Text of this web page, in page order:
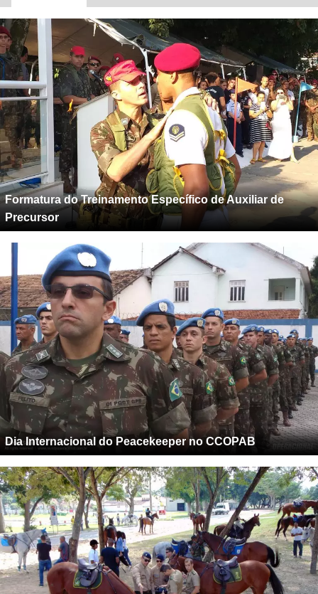
Formatura do Treinamento Específico de Auxiliar de
Precursor
Dia Internacional do Peacekeeper no CCOPAB